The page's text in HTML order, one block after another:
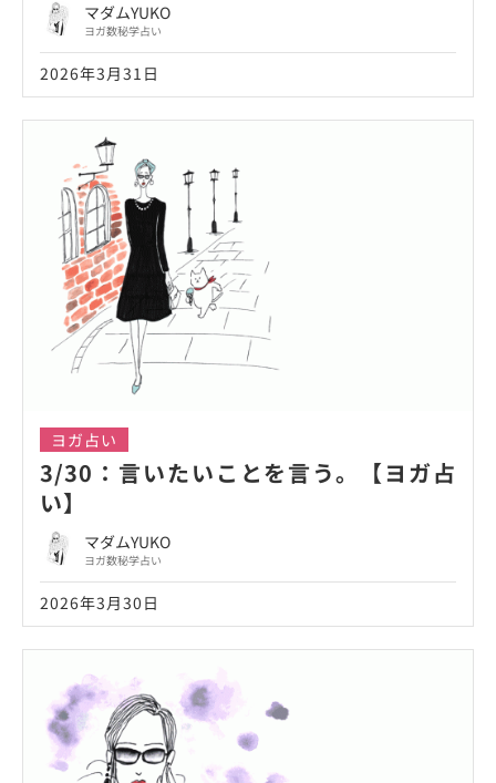
マダムYUKO
ヨガ数秘学占い
2026年3月31日
ヨガ占い
3/30：言いたいことを言う。【ヨガ占
い】
マダムYUKO
ヨガ数秘学占い
2026年3月30日